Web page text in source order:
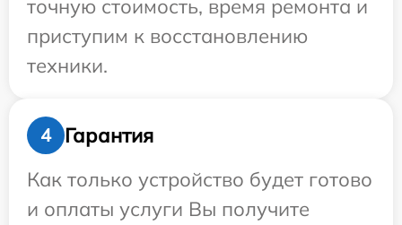
точную стоимость, время ремонта и
приступим к восстановлению
техники.
4
Гарантия
Как только устройство будет готово
и оплаты услуги Вы получите